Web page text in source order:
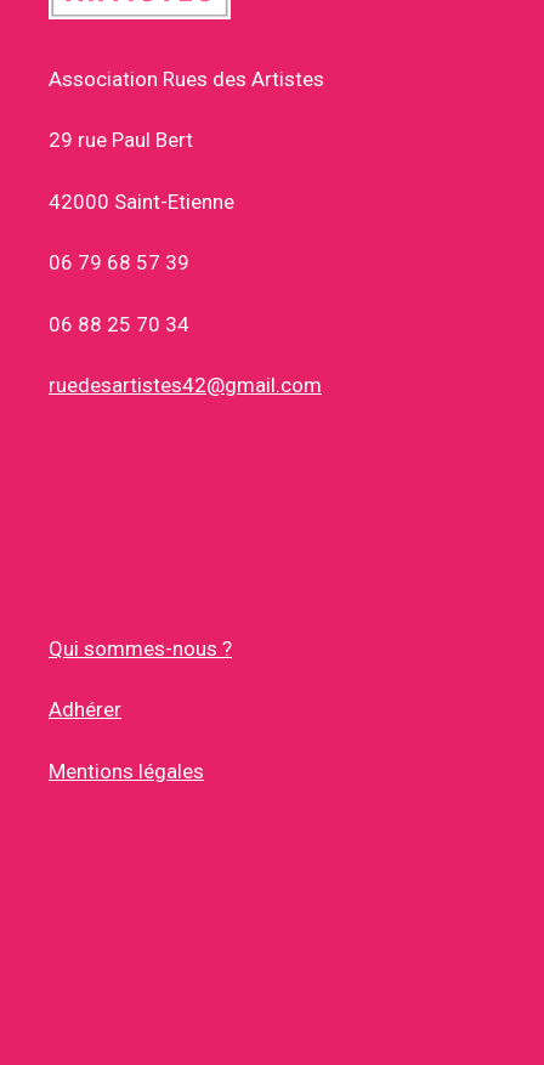
Association Rues des Artistes
29 rue Paul Bert
42000 Saint-Etienne
06 79 68 57 39
06 88 25 70 34
ruedesartistes42@gmail.com
Qui sommes-nous ?
Adhérer
Mentions légales